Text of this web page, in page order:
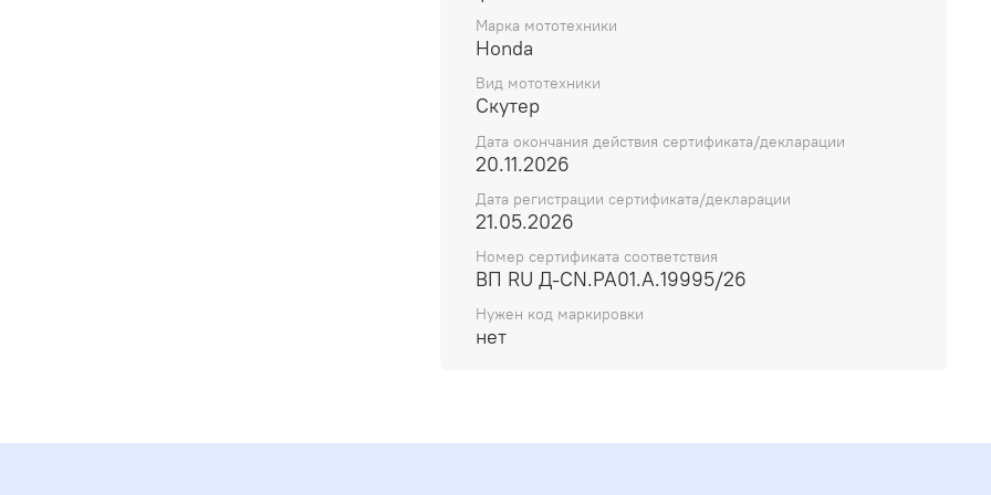
Марка мототехники
Honda
Вид мототехники
Скутер
Дата окончания действия сертификата/декларации
20.11.2026
Дата регистрации сертификата/декларации
21.05.2026
Номер сертификата соответствия
ВП RU Д-CN.РА01.А.19995/26
Нужен код маркировки
нет